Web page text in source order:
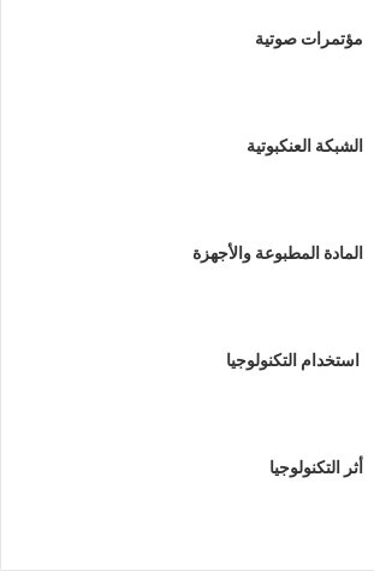
مؤتمرات صوتية
الشبكة العنكبوتية
المادة المطبوعة والأجهزة
استخدام التكنولوجيا
أثر التكنولوجيا